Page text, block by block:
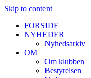
Skip to content
FORSIDE
NYHEDER
Nyhedsarkiv
OM
Om klubben
Bestyrelsen